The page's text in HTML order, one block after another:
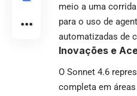
meio a uma
para o uso de
automatizadas de
Inovações e
O Sonnet 4.6
completa em